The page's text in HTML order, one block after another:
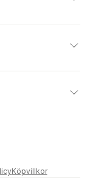
Köpvillkor